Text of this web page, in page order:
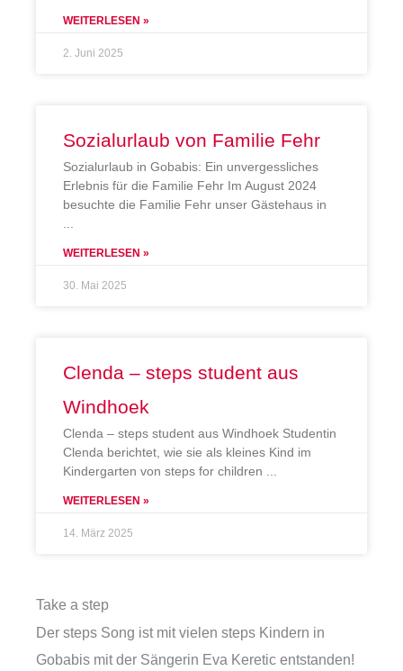
WEITERLESEN »
2. Juni 2025
Sozialurlaub von Familie Fehr
Sozialurlaub in Gobabis: Ein unvergessliches
Erlebnis für die Familie Fehr Im August 2024
besuchte die Familie Fehr unser Gästehaus in
WEITERLESEN »
30. Mai 2025
Clenda – steps student aus
Windhoek
Clenda – steps student aus Windhoek Studentin
Clenda berichtet, wie sie als kleines Kind im
Kindergarten von steps for children
WEITERLESEN »
14. März 2025
Take a step
Der steps Song ist mit vielen steps Kindern in
Gobabis mit der Sängerin Eva Keretic entstanden!